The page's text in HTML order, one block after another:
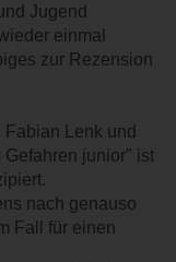
Jugend
einmal
zur Rezension
Lenk und
junior" ist
nach genauso
Fall für einen